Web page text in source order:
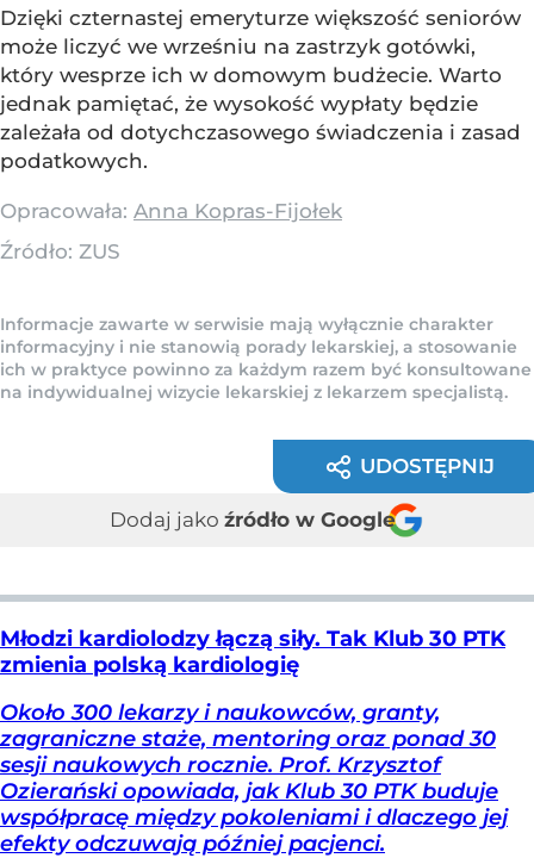
Dzięki czternastej emeryturze większość seniorów
może liczyć we wrześniu na zastrzyk gotówki,
który wesprze ich w domowym budżecie. Warto
jednak pamiętać, że wysokość wypłaty będzie
zależała od dotychczasowego świadczenia i zasad
podatkowych.
Opracowała: Anna Kopras-Fijołek
Źródło: ZUS
Informacje zawarte w serwisie mają wyłącznie charakter
informacyjny i nie stanowią porady lekarskiej, a stosowanie
ich w praktyce powinno za każdym razem być konsultowane
na indywidualnej wizycie lekarskiej z lekarzem specjalistą.
UDOSTĘPNIJ
Dodaj jako źródło w Google
Młodzi kardiolodzy łączą siły. Tak Klub 30 PTK
zmienia polską kardiologię
Około 300 lekarzy i naukowców, granty,
zagraniczne staże, mentoring oraz ponad 30
sesji naukowych rocznie. Prof. Krzysztof
Ozierański opowiada, jak Klub 30 PTK buduje
współpracę między pokoleniami i dlaczego jej
efekty odczuwają później pacjenci.